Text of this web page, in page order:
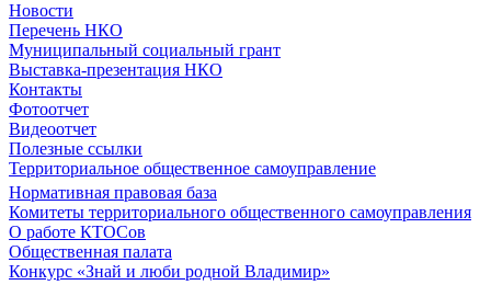
Новости
Перечень НКО
Муниципальный социальный грант
Выставка-презентация НКО
Контакты
Фотоотчет
Видеоотчет
Полезные ссылки
Территориальное общественное самоуправление
Нормативная правовая база
Комитеты территориального общественного самоуправления
О работе КТОСов
Общественная палата
Конкурс «Знай и люби родной Владимир»